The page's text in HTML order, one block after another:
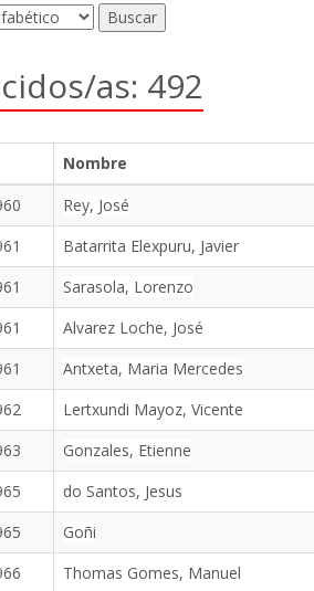
as: 492
Nombre
Rey, José
Batarrita Elexpuru, Javier
Sarasola, Lorenzo
Alvarez Loche, José
Antxeta, Maria Mercedes
Lertxundi Mayoz, Vicente
Gonzales, Etienne
do Santos, Jesus
Goñi
Thomas Gomes, Manuel